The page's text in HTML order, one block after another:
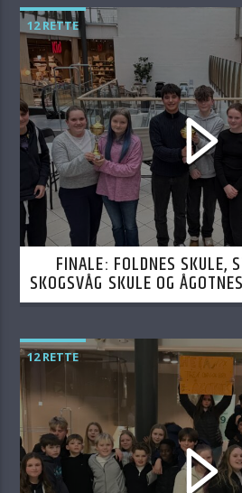
12 RETTE
FINALE: FOLDNES SKULE,
SKOGSVÅG SKULE OG
12 RETTE